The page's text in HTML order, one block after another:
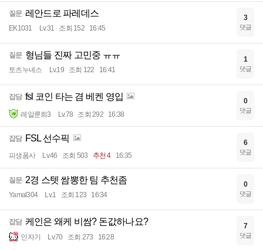
질문 레안드로 파레데스
EK1031 Lv.31 조회 152 16:45
3
댓글
질문 형님들 진짜 고민중 ㅠㅠ
토츠누녜스 Lv.19 조회 122 16:41
1
댓글
잡담 fsl 코인 타는 겸 베켄 영입
레알룬희3 Lv.78 조회 292 16:38
0
댓글
잡담 FSL 선수픽
피생폼사 Lv.46 조회 503 추천 4 16:35
6
댓글
질문 2경 스텟 쌈뽕한 팀 추천좀
Yamal304 Lv.1 조회 123 16:34
0
댓글
잡담 케인은 왜케 비쌈? 돈값하나요?
인자기 Lv.70 조회 273 16:28
7
댓글